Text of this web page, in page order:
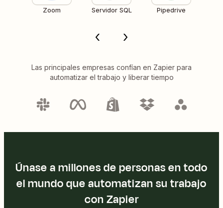
Zoom Servidor SQL Pipedrive
Las principales empresas confían en Zapier para
automatizar el trabajo y liberar tiempo
Únase a millones de personas en todo
el mundo que automatizan su trabajo
con Zapier